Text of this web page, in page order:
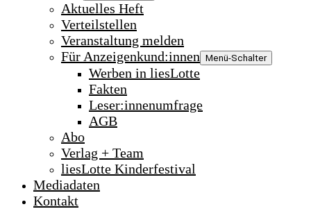
Aktuelles Heft
Verteilstellen
Veranstaltung melden
Für Anzeigenkund:innen Menü-Schalter
Werben in liesLotte
Fakten
Leser:innenumfrage
AGB
Abo
Verlag + Team
liesLotte Kinderfestival
Mediadaten
Kontakt